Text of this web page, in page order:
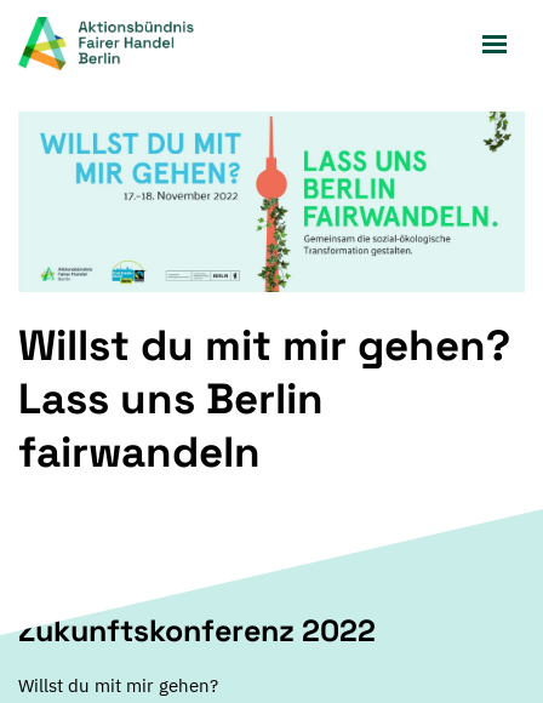
Zum
Willst du mit mir gehen?
Lass uns Berlin
fairwandeln
Zukunftskonferenz 2022
Willst du mit mir gehen?